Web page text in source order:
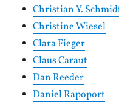
Christian Y.
Christine Wiesel
Clara Fieger
Claus Caraut
Dan Reeder
Daniel Rapoport